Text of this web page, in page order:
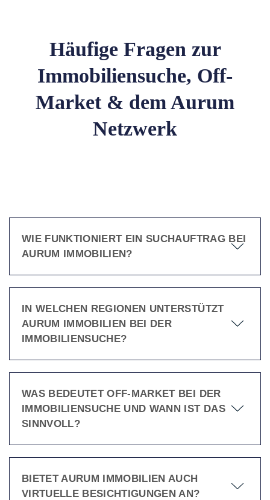
Häufige Fragen zur
Immobiliensuche, Off-
Market & dem Aurum
Netzwerk
WIE FUNKTIONIERT EIN SUCHAUFTRAG BEI
AURUM IMMOBILIEN?
IN WELCHEN REGIONEN UNTERSTÜTZT
AURUM IMMOBILIEN BEI DER
IMMOBILIENSUCHE?
WAS BEDEUTET OFF-MARKET BEI DER
IMMOBILIENSUCHE UND WANN IST DAS
SINNVOLL?
BIETET AURUM IMMOBILIEN AUCH
VIRTUELLE BESICHTIGUNGEN AN?